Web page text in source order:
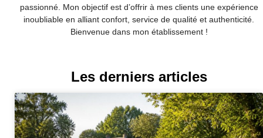
passionné. Mon objectif est d’offrir à mes clients une expérience
inoubliable en alliant confort, service de qualité et authenticité.
Bienvenue dans mon établissement !
Les derniers articles